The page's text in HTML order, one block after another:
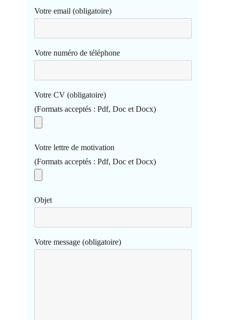
Votre email (obligatoire)
Votre numéro de téléphone
Votre CV (obligatoire)
(Formats acceptés : Pdf, Doc et Docx)
Votre lettre de motivation
(Formats acceptés : Pdf, Doc et Docx)
Objet
Votre message (obligatoire)